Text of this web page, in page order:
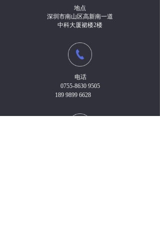
地点
深圳市南山区高新南一道
中科大厦裙楼2楼
电话
0755-8630 9505
189 9899 6628